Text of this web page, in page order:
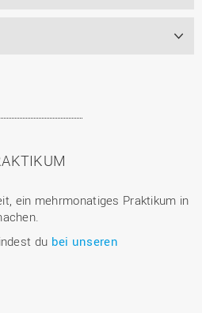
ein mehrmonatiges Praktikum in
du bei unseren